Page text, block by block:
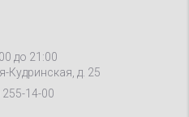
до 21:00
Кудринская, д. 25
14-00